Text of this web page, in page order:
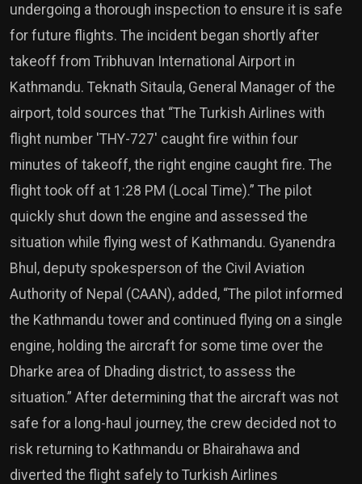
undergoing a thorough inspection to ensure it is safe
for future flights. The incident began shortly after
takeoff from Tribhuvan International Airport in
Kathmandu. Teknath Sitaula, General Manager of the
airport, told sources that “The Turkish Airlines with
flight number 'THY-727' caught fire within four
minutes of takeoff, the right engine caught fire. The
flight took off at 1:28 PM (Local Time).” The pilot
quickly shut down the engine and assessed the
situation while flying west of Kathmandu. Gyanendra
Bhul, deputy spokesperson of the Civil Aviation
Authority of Nepal (CAAN), added, “The pilot informed
the Kathmandu tower and continued flying on a single
engine, holding the aircraft for some time over the
Dharke area of Dhading district, to assess the
situation.” After determining that the aircraft was not
safe for a long-haul journey, the crew decided not to
risk returning to Kathmandu or Bhairahawa and
diverted the flight safely to Turkish Airlines